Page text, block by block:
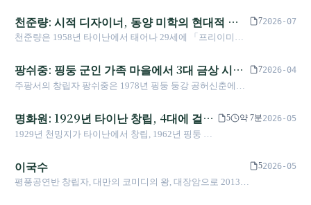
며, 그는 벨기에와 런던에서 대학원을 다녔으나
세 곳 모두 졸업하지 않았다. 그는 스스로 '디자이
너 녜융전이기 전에 그는 시민 녜융전'이라고 말한
연이어 수주했고, 2026년 대만전력 LOGO 공개 당
일 '정치적 보은' 논란이 터졌다.
그녀는 캐릭터가 자신과 함께 퇴장해 '역사적 인
물'이 되게 했다.
으며, 이 영예를 두 차례 수상하였다. 2013년 5월 진향홍, 황
레이, 맹경휘와 공동으로 우진연극제를 창립하였으며, 이는
"오늘날 가장 뛰어난 중문 극작가"로 평가하였다.
계 무대에 올린 대표 인물
천준량: 시적 디자이너, 동양 미학의 현대적 번
역자
천준량은 1958년 타이난에서 태어나 29세에 「프리이미지
적 디자이너」로 불린다. 그는 서예, 여백, 동양적 이미지를
통해 현대 디자인 언어를 재해석하였으며, 작품 영역은 출판
제본, 기업 아이덴티티, 국가 행사에 이른다. 2005년 「천원
원 대상을 수상하였다. 오랫동안 디자인 교육에 헌신해 온
그는 1980년대 이후 대만에서 가장 영향력 있는 그래픽 디자
72026-07
팡쉬중: 핑둥 군인 가족 마을에서 3대 금상 시상
식의 비주얼 디렉터로
주팡서의 창립자 팡쉬중은 1978년 핑둥 둥강 공허신춘에서
교 공예디자인학과 금속공예 전공 야간부를 거쳤다. 2013년
주팡서를 설립했고, 2016년부터 금곡상, 금종상, 금마상이라
는 타이완 3대 금상 시상식의 메인 비주얼을 잇달아 맡았으
랐다. 군인 가족 마을에서 보낸 어린 시절의 낡은 사물 감각
부터 3대 금상 시상식의 동시대적 서사에 이르기까지, 그는
72026-04
명화원: 1929년 타이난 창립, 4대에 걸친
가씨 가문의 가극 제국
1929년 천밍지가 타이난에서 창립, 1962년 핑둥 차
하여 가극을 국가극장에 올렸다. 천지현황일월성진
8개 자단을 거느리고, 2024년 《산희》 4차 투어로
창단 95주년을 맞이했다.
5 약 7분2026-05
이국수
평풍공연반 창립자, 대만의 코미디의 왕, 대장암으로 2013년
52026-05